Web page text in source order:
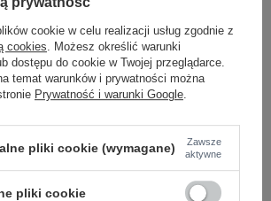
SIĘ I ZOBACZ CENĘ
cookie w celu realizacji usług zgodnie z
cookies . Możesz określić warunki
dostępu do cookie w Twojej przeglądarce.
temat warunków i prywatności można
Prywatność i warunki Google
pliki cookie (wymagane)
Zawsze
aktywne
pliki cookie